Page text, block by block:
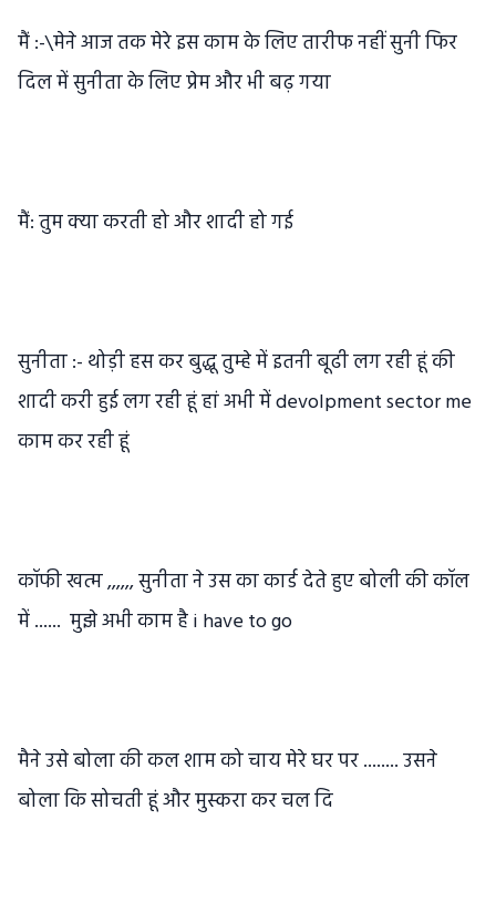
मैं :-\मेने आज तक मेरे इस काम के लिए तारीफ नहीं सुनी फिर
दिल में सुनीता के लिए प्रेम और भी बढ़ गया
मैं: तुम क्या करती हो और शादी हो गई
सुनीता :- थोड़ी हस कर बुद्धू तुम्हे में इतनी बूढी लग रही हूं की
शादी करी हुई लग रही हूं हां अभी में devolpment sector me
काम कर रही हूं
कॉफी खत्म ,,,,,, सुनीता ने उस का कार्ड देते हुए बोली की कॉल
में ...... मुझे अभी काम है i have to go
मैने उसे बोला की कल शाम को चाय मेरे घर पर ........ उसने
बोला कि सोचती हूं और मुस्करा कर चल दि